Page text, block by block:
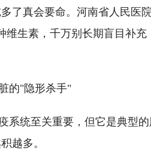
了真会要命。河南省人民医
维生素，千万别长期盲目补充
的"隐形杀手"
系统至关重要，但它是典型
越多。